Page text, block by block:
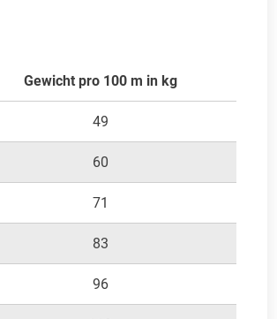
Gewicht pro 100 m in kg
49
60
71
83
96